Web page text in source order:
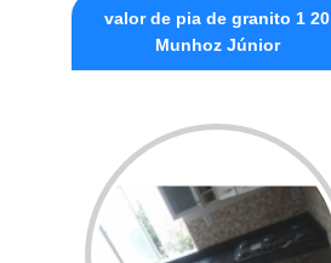
valor de pia de granito 1 20
Munhoz Júnior